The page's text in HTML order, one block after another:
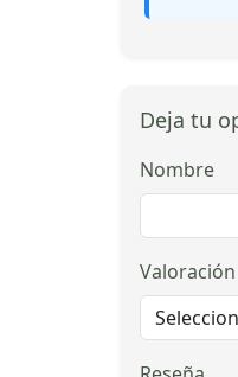
Deja tu
Nombre
Valoración